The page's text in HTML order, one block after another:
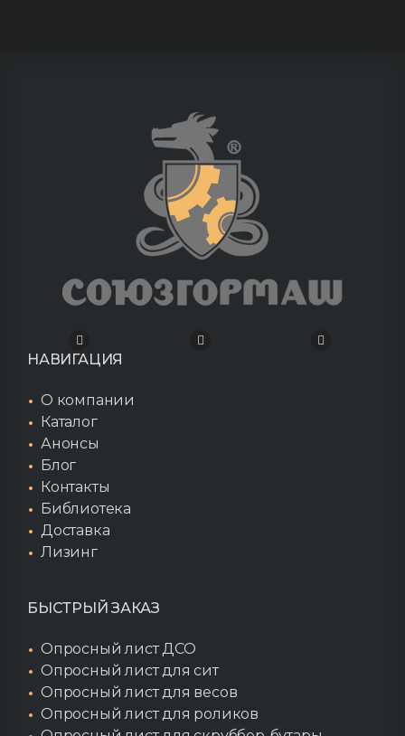
НАВИГАЦИЯ
О компании
Каталог
Анонсы
Блог
Контакты
Библиотека
Доставка
Лизинг
БЫСТРЫЙ ЗАКАЗ
Опросный лист ДСО
Опросный лист для сит
Опросный лист для весов
Опросный лист для роликов